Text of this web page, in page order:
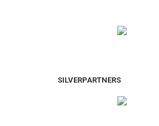
SILVERPARTNERS